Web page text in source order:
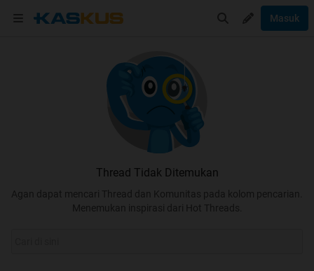
Masuk
Thread Tidak Ditemukan
Agan dapat mencari Thread dan Komunitas pada kolom pencarian.
Menemukan inspirasi dari Hot Threads.